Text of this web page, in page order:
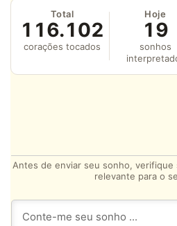
Total
116.102
corações tocados
Hoje
19
sonhos
Antes de enviar seu sonho, verifique
relevante para o